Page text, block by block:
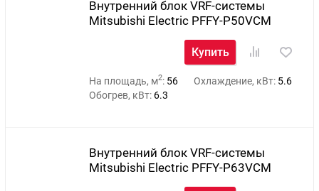
Внутренний блок VRF-системы
Mitsubishi Electric PFFY-P50VCM
Купить
На площадь, м2: 56 Охлаждение, кВт: 5.6
Обогрев, кВт: 6.3
Внутренний блок VRF-системы
Mitsubishi Electric PFFY-P63VCM